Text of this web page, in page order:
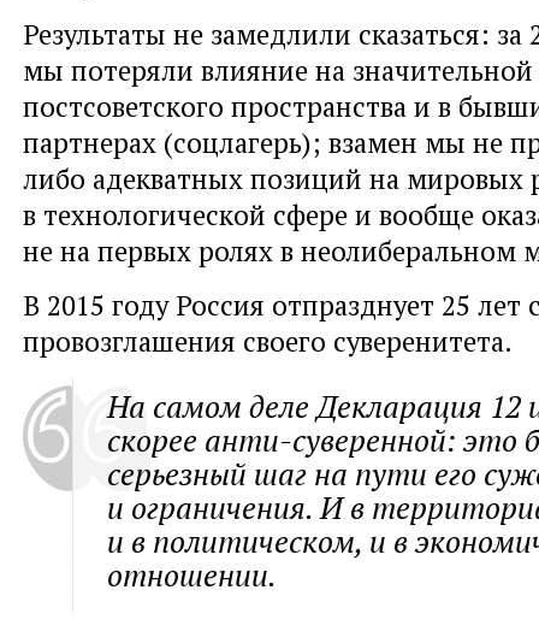
Результаты не замедлили сказаться: за
мы потеряли влияние на значительной
постсоветского пространства и в
партнерах (соцлагерь); взамен мы не
либо адекватных позиций на мировых
в технологической сфере и вообще
не на первых ролях в неолиберальном
В 2015 году Россия отпразднует 25 лет
провозглашения своего суверенитета.
На самом деле Декларация 12
скорее анти-суверенной: это
серьезный шаг на пути его
и ограничения. И в
и в политическом, и в
отношении.